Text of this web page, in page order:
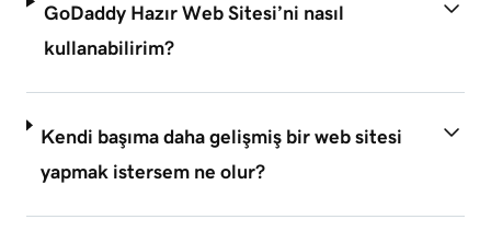
GoDaddy Hazır Web Sitesi’ni nasıl
kullanabilirim?
Kendi başıma daha gelişmiş bir web sitesi
yapmak istersem ne olur?